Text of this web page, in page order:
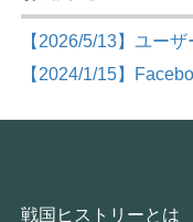
【2026/5/13】ユー
【2024/1/15】
戦国ヒストリーとは